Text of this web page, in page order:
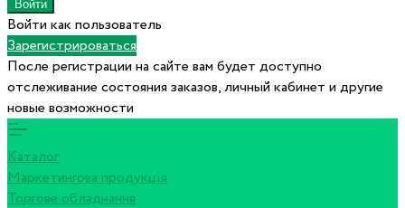
Войти как пользователь
Зарегистрироваться
После регистрации на сайте вам будет доступно
отслеживание состояния заказов, личный кабинет и другие
новые возможности
Каталог
Маркетингова продукція
Торгове обладнання